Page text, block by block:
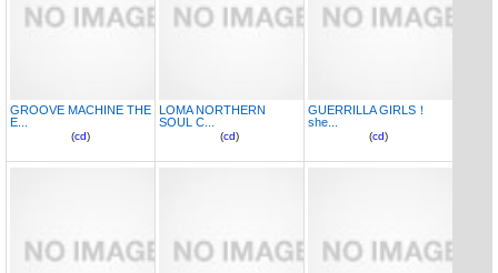
GROOVE MACHINE THE
E...
(cd)
LOMA NORTHERN
SOUL C...
(cd)
GUERRILLA GIRLS！
she...
(cd)